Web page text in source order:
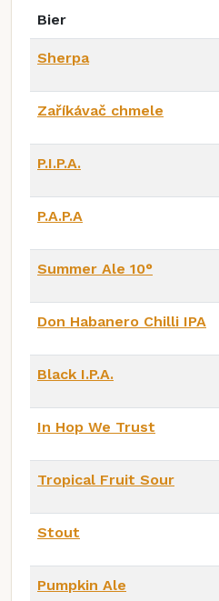
Bier
Sherpa
Zaříkávač chmele
P.I.P.A.
P.A.P.A
Summer Ale 10°
Don Habanero Chilli IPA
Black I.P.A.
In Hop We Trust
Tropical Fruit Sour
Stout
Pumpkin Ale